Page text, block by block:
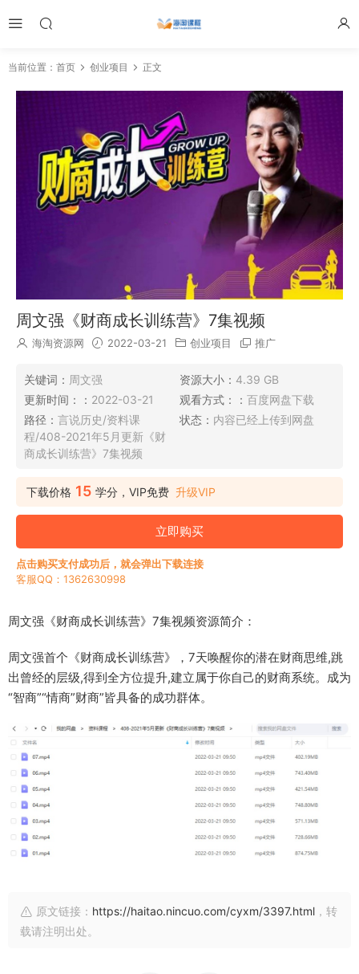
当前位置： 首页 创业项目 正文
周文强《财商成长训练营》7集视频
海淘资源网 2022-03-21 创业项目 推广
关键词： 周文强 资源大小： 4.39 GB
更新时间：： 2022-03-21 观看方式：： 百度网盘下载
路径： 言说历史/资料课
程/408-2021年5月更新《财
商成长训练营》7集视频
状态： 内容已经上传到网盘
下载价格 15 学分，VIP免费 升级VIP
立即购买
点击购买支付成功后，就会弹出下载连接
客服QQ：1362630998
周文强《财商成长训练营》7集视频资源简介：
周文强首个《财商成长训练营》，7天唤醒你的潜在财商思维,跳
出曾经的层级,得到全方位提升,建立属于你自己的财商系统。成为
“智商”“情商”财商”皆具备的成功群体。
原文链接： https://haitao.nincuo.com/cyxm/3397.html ，转
载请注明出处。